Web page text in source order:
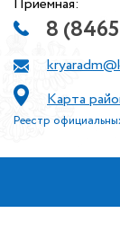
8
Карта
Реестр